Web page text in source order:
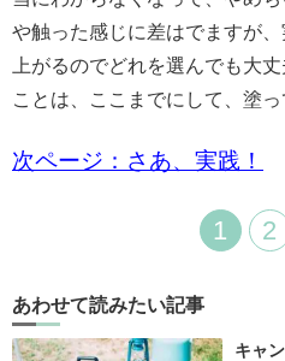
や触った感じに差はでますが
上がるのでどれを選んでも大丈
ことは、ここまでにして、塗
次ページ：さあ、実践！
1 2
あわせて読みたい記事
キャ